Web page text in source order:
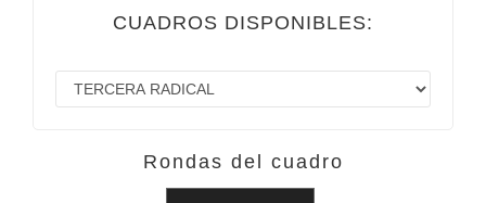
CUADROS DISPONIBLES:
Rondas del cuadro